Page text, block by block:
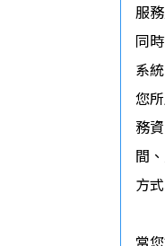
服
同
系
您
務
間
方
當